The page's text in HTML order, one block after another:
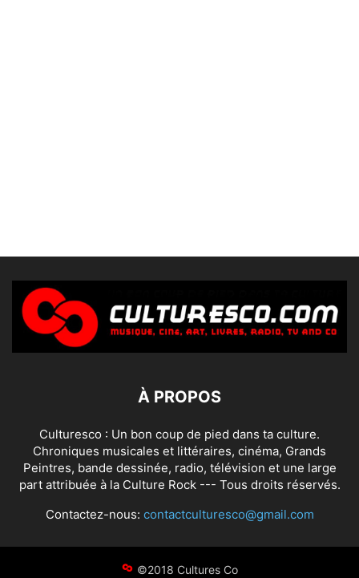
À PROPOS
Culturesco : Un bon coup de pied dans ta culture.
Chroniques musicales et littéraires, cinéma, Grands
Peintres, bande dessinée, radio, télévision et une large
part attribuée à la Culture Rock --- Tous droits réservés.
Contactez-nous: contactculturesco@gmail.com
©2018 Cultures Co